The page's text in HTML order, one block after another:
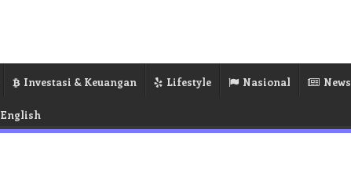
Investasi & Keuangan Lifestyle Nasional News
English